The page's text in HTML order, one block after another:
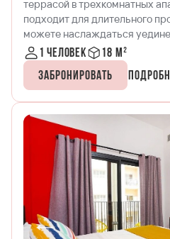
террасой в трехкомнатных
подходит для длительного
можете наслаждаться
играть в PSP с другом в общей
1 человек
18 м²
Забронировать